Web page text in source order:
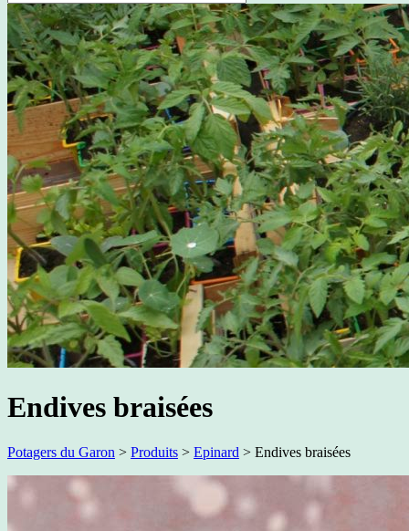
Endives braisées
Potagers du Garon > Produits > Epinard > Endives braisées